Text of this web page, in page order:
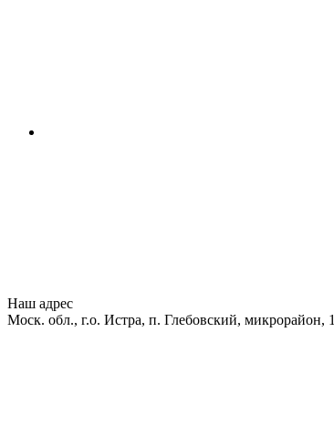
Наш адрес
Моск. обл., г.о. Истра, п. Глебовский, микрорайон,